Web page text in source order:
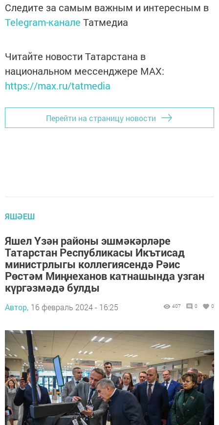
Следите за самым важным и интересным в
Telegram-канале Татмедиа
Читайте новости Татарстана в
национальном мессенджере MАХ:
https://max.ru/tatmedia
Перейти на страницу новости
ЯШӘЕШ
Яшел Үзән районы эшмәкәрләре
Татарстан Республикасы Икътисад
министрлыгы коллегиясендә Рәис
Рөстәм Миңнеханов катнашында узган
күргәзмәдә булды
Автор, 16 февраль 2024 - 16:25 407 0 0